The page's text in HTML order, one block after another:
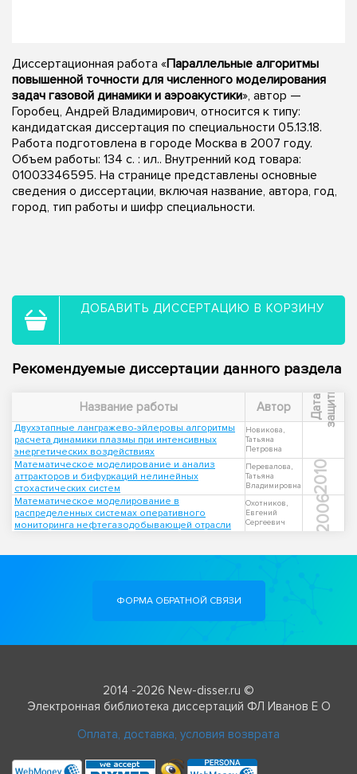
Диссертационная работа «Параллельные алгоритмы
повышенной точности для численного моделирования
задач газовой динамики и аэроакустики», автор —
Горобец, Андрей Владимирович, относится к типу:
кандидатская диссертация по специальности 05.13.18.
Работа подготовлена в городе Москва в 2007 году.
Объем работы: 134 с. : ил.. Внутренний код товара:
01003346595. На странице представлены основные
сведения о диссертации, включая название, автора, год,
город, тип работы и шифр специальности.
ДОБАВИТЬ ДИССЕРТАЦИЮ В КОРЗИНУ
Рекомендуемые диссертации данного раздела
Название работы Автор Д
а
т
а
з
а
щ
и
т ы
Двухэтапные лангражево-эйлеровы алгоритмы
расчета динамики плазмы при интенсивных
энергетических воздействиях
Новикова,
Татьяна
Петровна
Математическое моделирование и анализ
аттракторов и бифуркаций нелинейных
стохастических систем
Перевалова,
Татьяна
Владимировна
2010
Математическое моделирование в
распределенных системах оперативного
мониторинга нефтегазодобывающей отрасли
Охотников,
Евгений
Сергеевич
2006
ФОРМА ОБРАТНОЙ СВЯЗИ
2014 -2026 New-disser.ru ©
Электронная библиотека диссертаций ФЛ Иванов Е О
Оплата, доставка, условия возврата